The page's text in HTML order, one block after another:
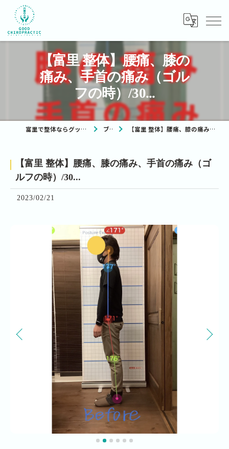
【富里 整体】腰痛、膝の
痛み、手首の痛み（ゴル
フの時）/30...
富里で整体ならグッドカイロプラクティック ブログ 【富里 整体】腰痛、膝の痛み、手首の痛み（ゴルフの時）/30...
【富里 整体】腰痛、膝の痛み、手首の痛み（ゴ
ルフの時）/30...
2023/02/21